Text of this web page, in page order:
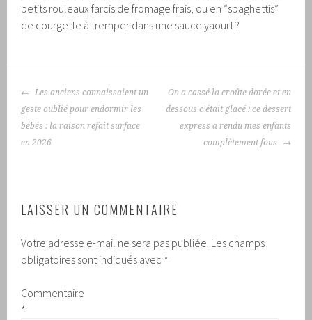
petits rouleaux farcis de fromage frais, ou en “spaghettis”
de courgette à tremper dans une sauce yaourt ?
NAVIGATION
DES
ARTICLES
Les anciens connaissaient un
geste oublié pour endormir les
bébés : la raison refait surface
en 2026
On a cassé la croûte dorée et en
dessous c’était glacé : ce dessert
express a rendu mes enfants
complètement fous
LAISSER UN COMMENTAIRE
Votre adresse e-mail ne sera pas publiée. Les champs
obligatoires sont indiqués avec *
Commentaire
*